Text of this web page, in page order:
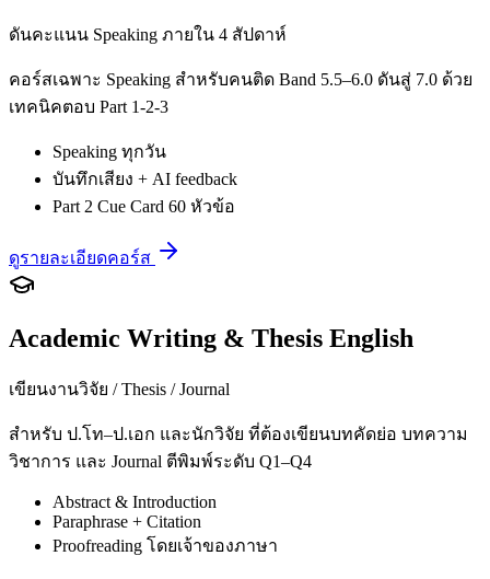
ดันคะแนน Speaking ภายใน 4 สัปดาห์
คอร์สเฉพาะ Speaking สำหรับคนติด Band 5.5–6.0 ดันสู่ 7.0 ด้วย
เทคนิคตอบ Part 1-2-3
Speaking ทุกวัน
บันทึกเสียง + AI feedback
Part 2 Cue Card 60 หัวข้อ
ดูรายละเอียดคอร์ส
Academic Writing & Thesis English
เขียนงานวิจัย / Thesis / Journal
สำหรับ ป.โท–ป.เอก และนักวิจัย ที่ต้องเขียนบทคัดย่อ บทความ
วิชาการ และ Journal ตีพิมพ์ระดับ Q1–Q4
Abstract & Introduction
Paraphrase + Citation
Proofreading โดยเจ้าของภาษา